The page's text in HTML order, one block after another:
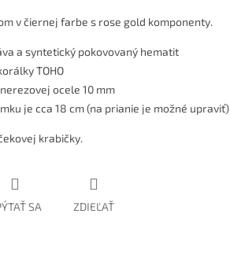
v čiernej farbe s rose gold komponenty.
a syntetický pokovovaný hematit
TOHO
ocele 10 mm
je cca 18 cm (na prianie je možné upraviť)
krabičky.
SA ZDIEĽAŤ